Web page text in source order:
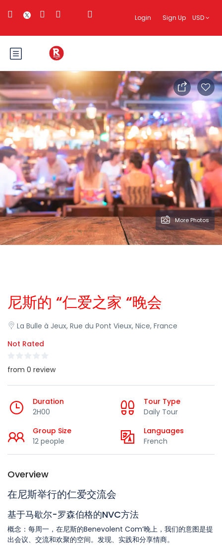
Login Sign Up USD
More Photos
尼斯的 “仁爱之家 “晚会
La Bulle à Jeux, Rue du Pont Vieux, Nice, France
Not Rated
from 0 review
Duration
2H00
Tour Type
Daily Tour
Group Size
12 people
Languages
French
Overview
在尼斯举行的仁爱交流会
基于马歇尔-罗森伯格的NVC方法
概念：每周一，在尼斯的Benevolent Com’晚上，我们的意图是提
出会议、交流和欢聚的空间。发现、实践和分享情商。